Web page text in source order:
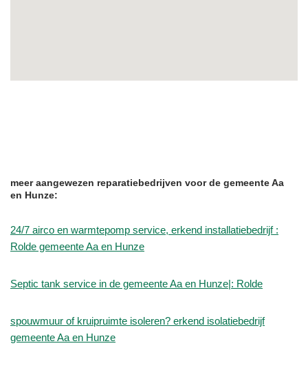
meer aangewezen reparatiebedrijven voor de gemeente Aa
en Hunze:
24/7 airco en warmtepomp service, erkend installatiebedrijf :
Rolde gemeente Aa en Hunze
Septic tank service in de gemeente Aa en Hunze|: Rolde
spouwmuur of kruipruimte isoleren? erkend isolatiebedrijf
gemeente Aa en Hunze